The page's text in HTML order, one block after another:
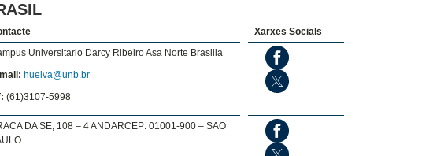
Xarxes Socials
Universitario Darcy Ribeiro Asa Norte Brasilia
huelva@unb.br
(61)3107-5998
DA SE, 108 – 4 ANDARCEP: 01001-900 – SAO